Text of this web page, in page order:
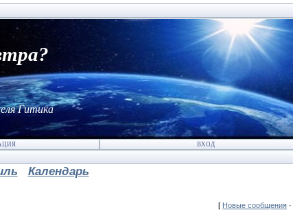
Гитика
ВХОД
Календарь
[ Новые сообщения ·